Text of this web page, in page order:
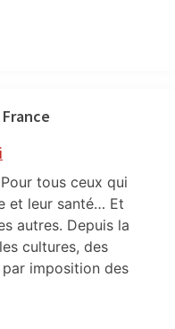
tous ceux qui
et leur santé… Et
autres. Depuis la
cultures, des
par imposition des